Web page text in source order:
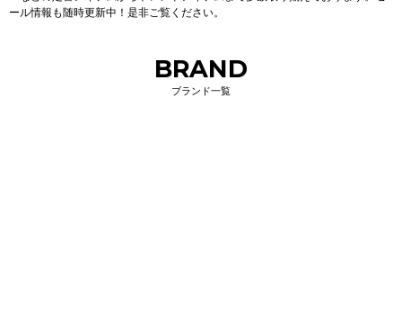
ール情報も随時更新中！是非ご覧ください。
BRAND
ブランド一覧